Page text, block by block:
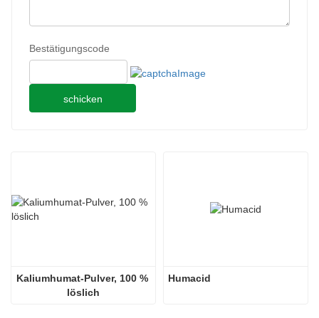
Bestätigungscode
schicken
Kaliumhumat-Pulver, 100 %
löslich
Humacid